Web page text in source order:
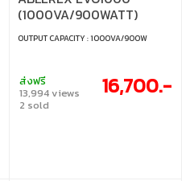
(1000VA/900WATT)
OUTPUT CAPACITY : 1000VA/900W
ส่งฟรี
13,994 views
2 sold
16,700.-